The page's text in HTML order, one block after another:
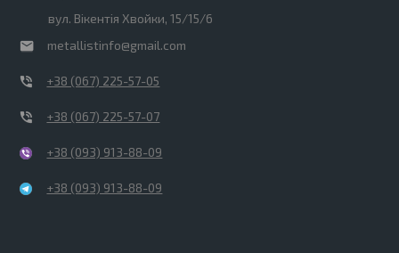
вул. Вікентія Хвойки, 15/15/6
metallistinfo@gmail.com
+38 (067) 225-57-05
+38 (067) 225-57-07
+38 (093) 913-88-09
+38 (093) 913-88-09